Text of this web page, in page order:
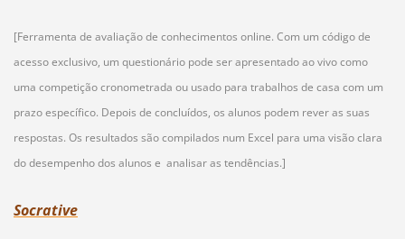
[Ferramenta de avaliação de conhecimentos online. Com um código de
acesso exclusivo, um questionário pode ser apresentado ao vivo como
uma competição cronometrada ou usado para trabalhos de casa com um
prazo específico. Depois de concluídos, os alunos podem rever as suas
respostas. Os resultados são compilados num Excel para uma visão clara
do desempenho dos alunos e analisar as tendências.]
Socrative